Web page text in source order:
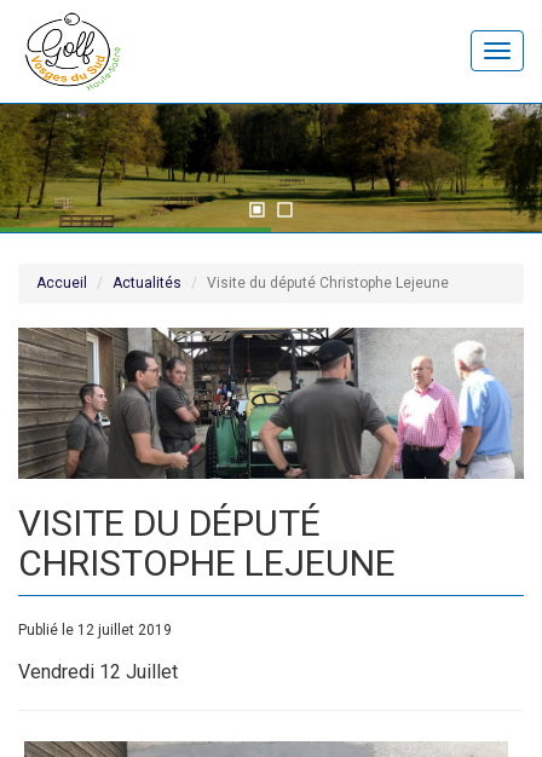
Toggle
Accueil Actualités Visite du député Christophe Lejeune
VISITE DU DÉPUTÉ
CHRISTOPHE LEJEUNE
Publié le 12 juillet 2019
Vendredi 12 Juillet